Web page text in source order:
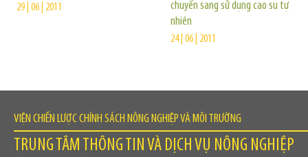
29 | 06 | 2011
chuyển sang sử dụng cao su tự
nhiên
24 | 06 | 2011
VIỆN CHIẾN LƯỢC CHÍNH SÁCH NÔNG NGHIỆP VÀ MÔI TRƯỜNG
TRUNG TÂM THÔNG TIN VÀ DỊCH VỤ NÔNG NGHIỆP